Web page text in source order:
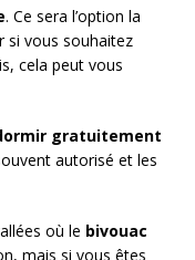
. Ce sera l’option la
si vous souhaitez
cela peut vous
gratuitement
autorisé et les
où le bivouac
mais si vous êtes